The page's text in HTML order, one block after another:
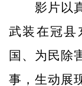
影片以真
武装在冠县
国、为民除
事，生动展